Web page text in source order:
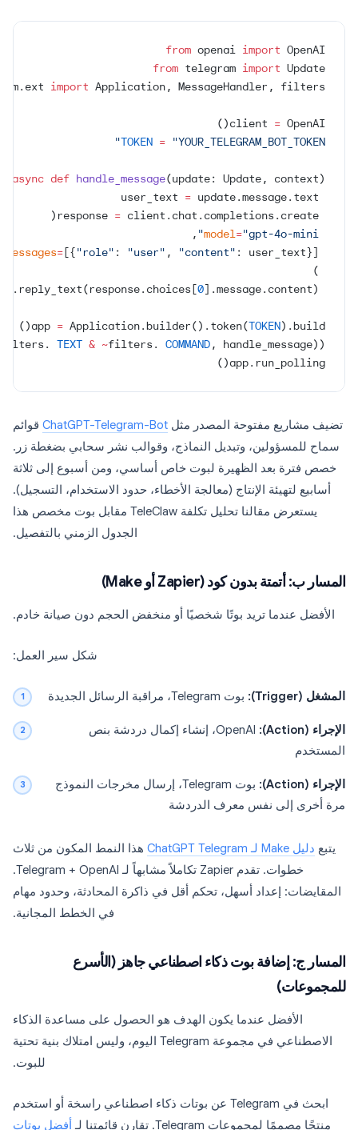
from openai import OpenAI
from telegram import Update
import Application, MessageHandler, filters
client = OpenAI()
TOKEN = "YOUR_TELEGRAM_BOT_TOKEN"
async def handle_message(update: Update, context):
= update.message.text
= client.chat.completions.create(
="gpt-4o-mini"
,
=[{"role" : "user" , "content" : user_text}],
)
0].message.content)
app = Application.builder().token(TOKEN).build()
TEXT & ~filters. COMMAND, handle_message))
app.run_polling()
تضيف مشاريع مفتوحة المصدر مثل ChatGPT-Telegram-Bot قوائم
سماح للمسؤولين، وتبديل النماذج، وقوالب نشر سحابي بضغطة زر.
خصص فترة بعد الظهيرة لبوت خاص أساسي، ومن أسبوع إلى ثلاثة
أسابيع لتهيئة الإنتاج (معالجة الأخطاء، حدود الاستخدام، التسجيل).
يستعرض مقالنا تحليل تكلفة TeleClaw مقابل بوت مخصص هذا
الجدول الزمني بالتفصيل.
المسار ب: أتمتة بدون كود (Zapier أو Make)
الأفضل عندما تريد بوتًا شخصيًا أو منخفض الحجم دون صيانة خادم.
شكل سير العمل:
المشغل (Trigger): بوت Telegram، مراقبة الرسائل الجديدة
الإجراء (Action):
OpenAI، إنشاء إكمال دردشة بنص
المستخدم
الإجراء (Action):
بوت Telegram، إرسال مخرجات النموذج
مرة أخرى إلى نفس معرف الدردشة
يتبع دليل Make لـ ChatGPT Telegram
هذا النمط المكون من ثلاث
خطوات. تقدم Zapier تكاملاً مشابهاً لـ Telegram + OpenAI.
المقايضات: إعداد أسهل، تحكم أقل في ذاكرة المحادثة، وحدود مهام
في الخطط المجانية.
المسار ج: إضافة بوت ذكاء اصطناعي جاهز (الأسرع
للمجموعات)
الأفضل عندما يكون الهدف هو الحصول على مساعدة الذكاء
الاصطناعي في مجموعة Telegram اليوم، وليس امتلاك بنية تحتية
للبوت.
ابحث في Telegram عن بوتات ذكاء اصطناعي راسخة أو استخدم
منتجًا مصممًا لمجموعات Telegram. تقارن قائمتنا لـ
أفضل بوتات